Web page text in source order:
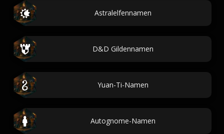
Astralelfennamen
D&D Gildennamen
Yuan-Ti-Namen
Autognome-Namen